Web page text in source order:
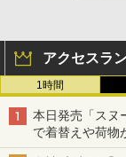
アクセスラ
1時間
本日発売「スヌ
で着替えや荷物